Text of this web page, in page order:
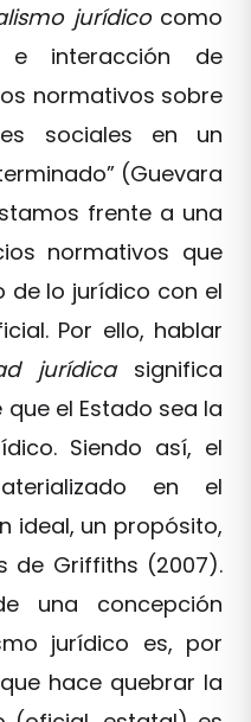
jurídicocomo
e interacción de
normativos sobre
sociales en un
(Guevara
frente a una
normativos que
de lo jurídico con el
Por ello, hablar
jurídicasignifica
el Estado sea la
Siendo así, el
en el
ideal, un propósito,
de Griffiths (2007).
una concepción
jurídico es, por
hace quebrar la